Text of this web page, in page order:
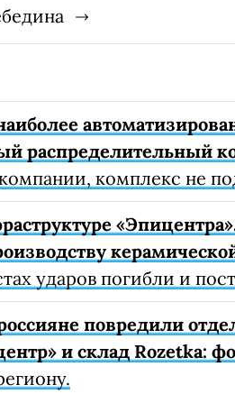
распределительный
комплекс не
ударов погибли и
повредили
и склад Rozetka: